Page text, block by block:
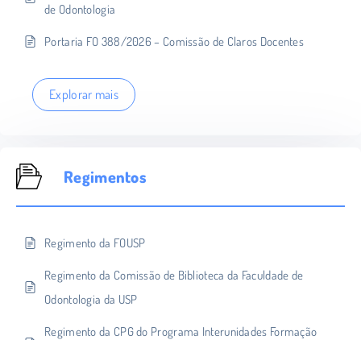
de Odontologia
Portaria FO 388/2026 – Comissão de Claros Docentes
Explorar mais
Regimentos
Regimento da FOUSP
Regimento da Comissão de Biblioteca da Faculdade de
Odontologia da USP
Regimento da CPG do Programa Interunidades Formação